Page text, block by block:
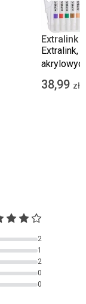
Extralink
Extralink,
38,99 zł
2
1
2
0
0